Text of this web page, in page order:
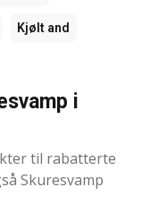
Kjølt and
i
til rabatterte
Skuresvamp